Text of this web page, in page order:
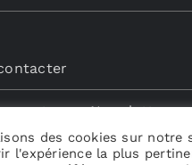
aux Newsletters
My Audio
des cookies sur notre
l'expérience la plus